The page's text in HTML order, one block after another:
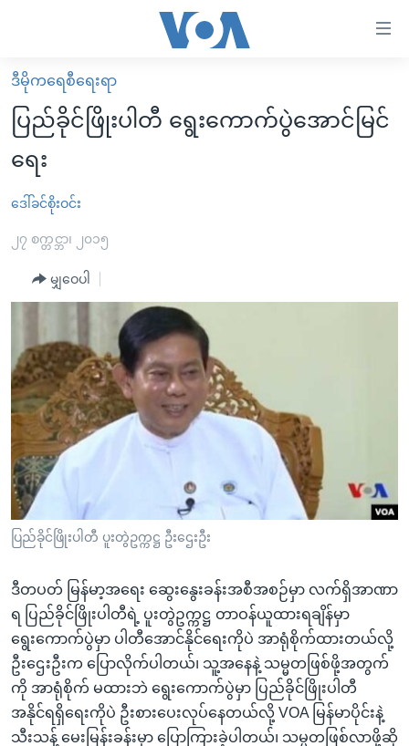
လွယ်ကူ
စေ
Link
များ
ပင်မ
ရန်
ပင်မ
အ
ညွန်း
စာမျက်နှာ
သို့
ကျော်
ကြည့်
ရှာဖွေ
ရန်
နေရာ
သို့
ကျော်
ရန်
မူလစာမျက်နှာ
မြန်မာ
ကမ္ဘာ့သတင်းများ
နိုင်ငံတကာ
အစ္စရေး-ပါလက်စတိုင်း
ဗွီဒီယို
အင်္ဂလိပ်စာလေ့လာမယ်
အမေရိကန်သုံးအီဒီယံ
မကြေးမုံရဲ့ အင်္ဂလိပ်စာ
ရုပ်ရှင်ထဲက အင်္ဂလိပ်စာ
သုတပဒေသာ အင်္ဂလိပ်စာ
အပတ်စဉ်ကဏ္ဍများ
ရေဒီယို
တီဗွီ
ရေဒီယိုနှင့်ရုပ်သံ အချက်အလက်များ
ရေဒီယို/တီဗွီအစီအစဉ်
Learning English
ဗွီအိုအေ လူမှုကွန်ယက်များ
ဘာသာစကားများ
ဒီမိုကရေစီရေးရာ
ပြည်ခိုင်ဖြိုးပါတီ ရွေးကောက်ပွဲအောင်မြင်
ရေး
ဒေါ်ခင်စိုးဝင်း
၂၇ စက္တင္ဘာ၊ ၂၀၁၅
မျှဝေပါ
ပြည်ခိုင်ဖြိုးပါတီ ပူးတွဲဥက္ကဋ္ဌ ဦးဌေးဦး
ဒီတပတ် မြန်မာ့အရေး ဆွေးနွေးခန်းအစီအစဉ်မှာ လက်ရှိအာဏာ
ရ ပြည်ခိုင်ဖြိုးပါတီရဲ့ ပူးတွဲဥက္ကဋ္ဌ တာဝန်ယူထားရချိန်မှာ
ရွေးကောက်ပွဲမှာ ပါတီအောင်နိုင်ရေးကိုပဲ အာရုံစိုက်ထားတယ်လို့
ဦးဌေးဦးက ပြောလိုက်ပါတယ်၊ သူ့အနေနဲ့ သမ္မတဖြစ်ဖို့အတွက်
ကို အာရုံစိုက် မထားဘဲ ရွေးကောက်ပွဲမှာ ပြည်ခိုင်ဖြိုးပါတီ
အနိုင်ရရှိရေးကိုပဲ ဦးစားပေးလုပ်နေတယ်လို့ VOA မြန်မာပိုင်းနဲ့
သီးသန့် မေးမြန်းခန်းမှာ ပြောကြားခဲ့ပါတယ်၊ သမ္မတဖြစ်လာဖို့ဆို